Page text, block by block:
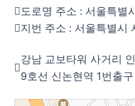
도로명 주소 : 서울특별
지번 주소 : 서울특별시
강남 교보타워 사거리
9호선 신논현역 1번출